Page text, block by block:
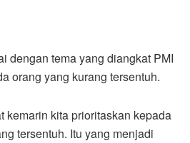
dengan tema yang diangkat PMI
orang yang kurang tersentuh.
kemarin kita prioritaskan kepada
tersentuh. Itu yang menjadi